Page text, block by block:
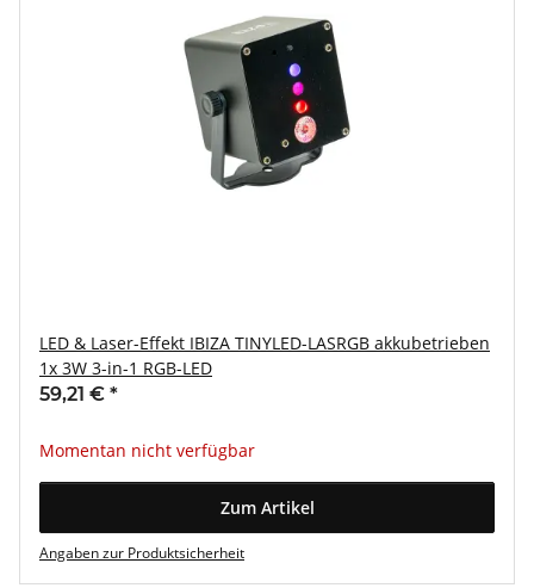
LED & Laser-Effekt IBIZA TINYLED-LASRGB akkubetrieben
1x 3W 3-in-1 RGB-LED
59,21 € *
Momentan nicht verfügbar
Zum Artikel
Angaben zur Produktsicherheit